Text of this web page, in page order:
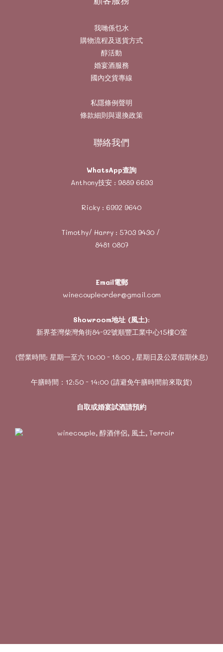
我哋係乜水
購物流程及送貨方式
醇活動
婚宴酒服務
國內交貨專線
私隱條例聲明
條款細則與退換政策
聯絡我們
WhatsApp查詢
Anthony技安 : 9889 6693
Ricky : 6992 9640
Timothy/ Harry : 5703 9430/
8481 0807
Email電郵
winecoupleorder@gmail.com
Showroom地址 (風土):
新界荃灣柴灣角街84-92號順豐工業中心15樓O室
(營業時間: 星期一至六 10:00 - 18:00 , 星期日及公眾假期休息)
午膳時間：12:50 - 14:00 (請避免午膳時間前來取貨)
自取或婚宴試酒請預約